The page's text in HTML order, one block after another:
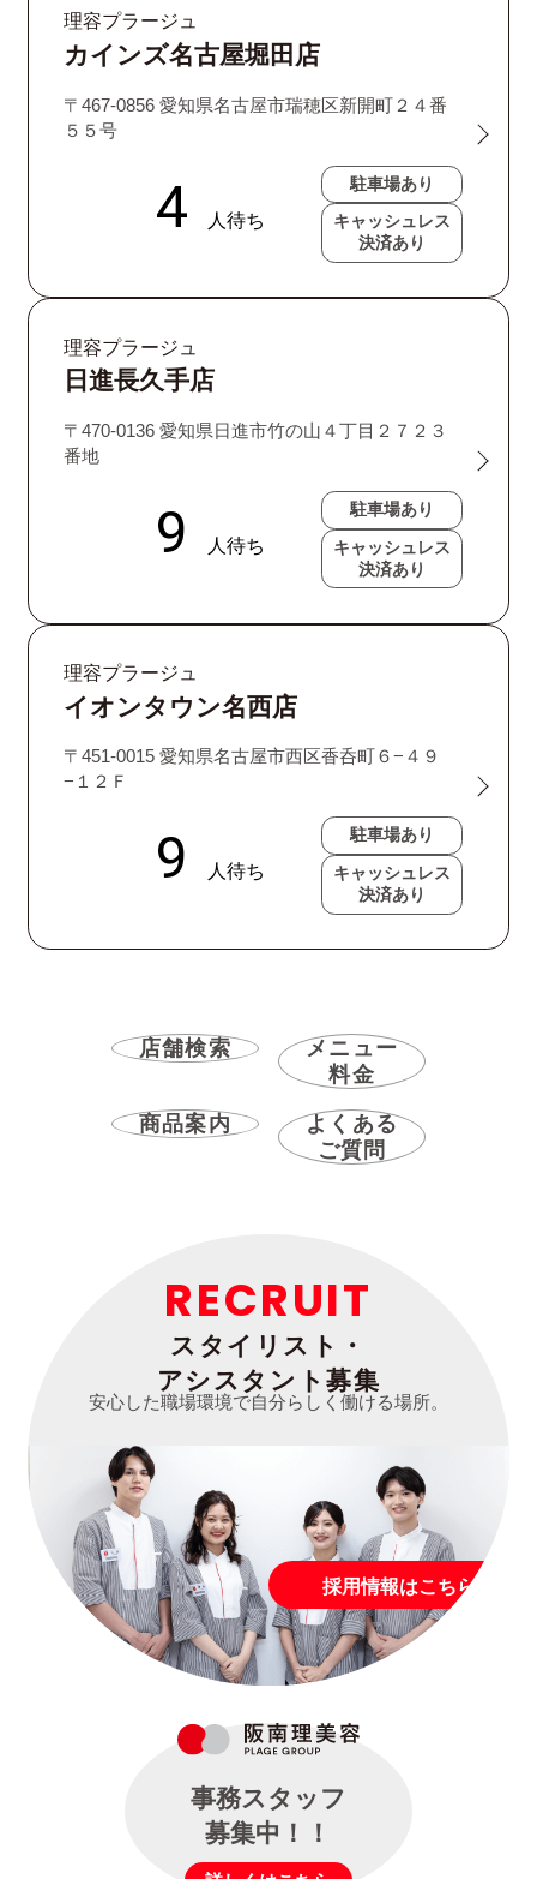
理容プラージュ
カインズ名古屋堀田店
〒467-0856 愛知県名古屋市瑞穂区新開町２４番
５５号
駐車場あり
キャッシュレス
決済あり
理容プラージュ
日進長久手店
〒470-0136 愛知県日進市竹の山４丁目２７２３
番地
駐車場あり
キャッシュレス
決済あり
理容プラージュ
イオンタウン名西店
〒451-0015 愛知県名古屋市西区香呑町６−４９
−１２Ｆ
駐車場あり
キャッシュレス
決済あり
店舗検索
メニュー
料金
商品案内
よくある
ご質問
RECRUIT
スタイリスト・
アシスタント募集
安心した職場環境で自分らしく働ける場所。
採用情報はこちら
事務スタッフ
募集中！！